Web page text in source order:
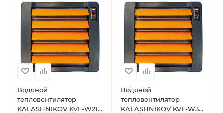
Водяной
тепловентилятор
KALASHNIKOV KVF-W21-
Водяной
тепловентилятор
KALASHNIKOV KVF-W38-